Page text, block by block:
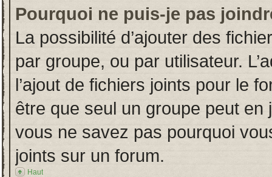
Pourquoi ne puis-je pas
La possibilité d’ajouter des
par groupe, ou par utilisateur.
l’ajout de fichiers joints pour le
être que seul un groupe peut en
vous ne savez pas pourquoi
joints sur un forum.
Haut